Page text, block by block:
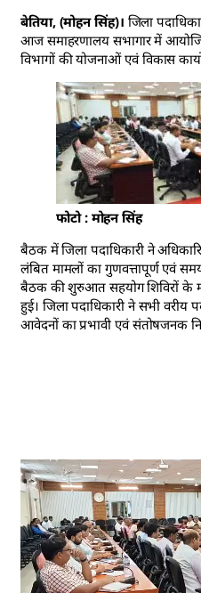
बेतिया, (मोहन सिंह)। जिला
आज समाहरणालय सभागार में
विभागों की योजनाओं एवं विकास
फोटो : मोहन सिंह
बैठक में जिला पदाधिकारी ने
लंबित मामलों का गुणवत्तापूर्ण एवं
बैठक की शुरुआत सहयोग शिविरों के
हुई। जिला पदाधिकारी ने सभी वरीय
आवेदनों का प्रभावी एवं संतोषजनक